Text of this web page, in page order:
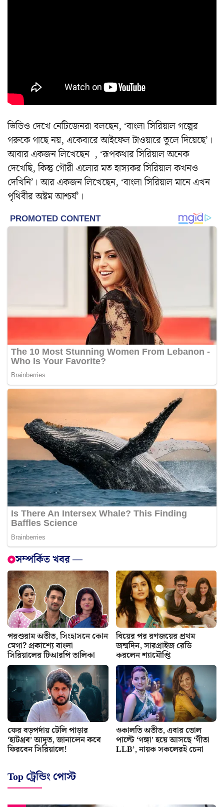
ভিডিও দেখে নেটিজেনরা বলছেন, ‘বাংলা সিরিয়াল গল্পের
গরুকে গাছে নয়, একেবারে আইফেল টাওয়ারে তুলে দিয়েছে’।
আবার একজন লিখেছেন , ‘রূপকথার সিরিয়াল অনেক
দেখেছি, কিন্তু গৌরী এলোর মত হাস্যকর সিরিয়াল কখনও
দেখিনি’। আর একজন লিখেছেন, ‘বাংলা সিরিয়াল মানে এখন
পৃথিবীর অষ্টম আশ্চর্য’।
সম্পর্কিত খবর —
পরশুরাম অতীত, সিংহাসনে কোন
মেগা? প্রকাশ্যে বাংলা
সিরিয়ালের টিআরপি তালিকা
বিয়ের পর রণজয়ের প্রথম
জন্মদিন, সারপ্রাইজ রেডি
করলেন শ্যামৌপ্তি
ফের বড়পর্দায় টেলি পাড়ার
‘হাটথ্রব’ আদৃত, জানালেন কবে
ফিরবেন সিরিয়ালে!
ওকালতি অতীত, এবার ভোল
পাল্টে ‘গঙ্গা’ হয়ে আসছে ‘গীতা
LLB’, নায়ক সকলেরই চেনা
Top ট্রেন্ডিং পোস্ট